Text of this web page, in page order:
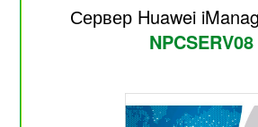
Сервер Huawei
NPCSERV08